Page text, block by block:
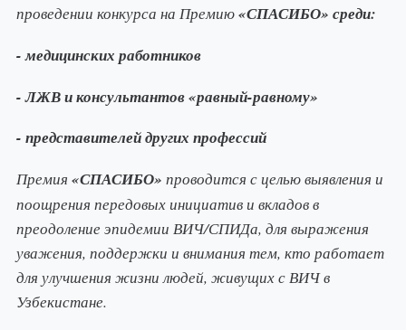
проведении конкурса на Премию«СПАСИБО» среди:
- медицинских работников
- ЛЖВ и консультантов «равный-равному»
- представителей других профессий
Премия «СПАСИБО» проводится с целью выявления и
поощрения передовых инициатив и вкладов в
преодоление эпидемии ВИЧ/СПИДа, для выражения
уважения, поддержки и внимания тем, кто работает
для улучшения жизни людей, живущих с ВИЧ в
Узбекистане.